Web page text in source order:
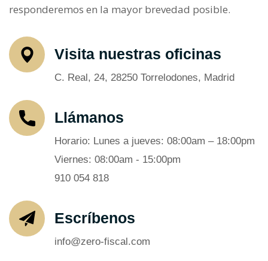
responderemos en la mayor brevedad posible.
Visita nuestras oficinas
C. Real, 24, 28250 Torrelodones, Madrid
Llámanos
Horario: Lunes a jueves: 08:00am – 18:00pm
Viernes: 08:00am - 15:00pm
910 054 818
Escríbenos
info@zero-fiscal.com